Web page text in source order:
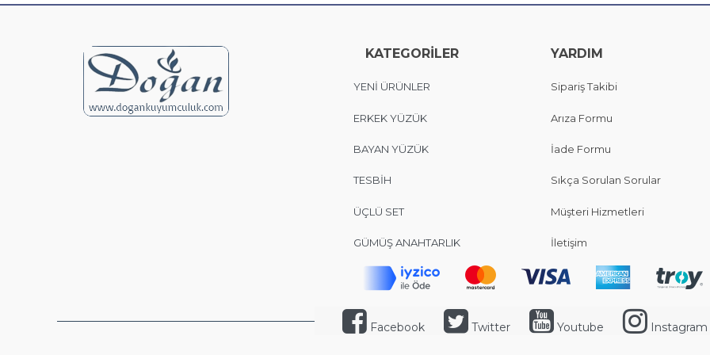
KATEGORİLER
YENİ ÜRÜNLER
ERKEK YÜZÜK
BAYAN YÜZÜK
TESBİH
ÜÇLÜ SET
GÜMÜŞ ANAHTARLIK
YARDIM
Sipariş Takibi
Arıza Formu
İade Formu
Sıkça Sorulan Sorular
Müşteri Hizmetleri
İletişim
Facebook Twitter Youtube Instagram